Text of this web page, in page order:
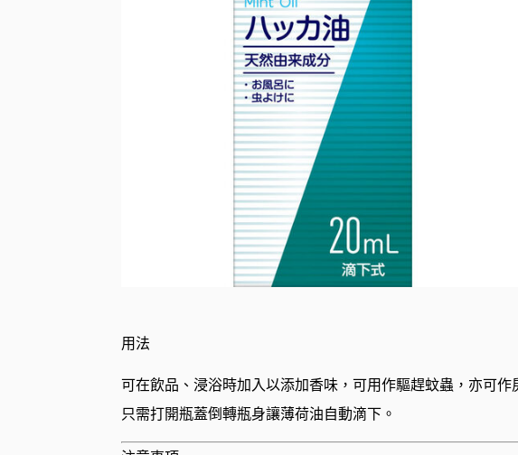
用法
可在飲品、浸浴時加入以添加香味，可用作驅趕蚊蟲，亦可作
只需打開瓶蓋倒轉瓶身讓薄荷油自動滴下。